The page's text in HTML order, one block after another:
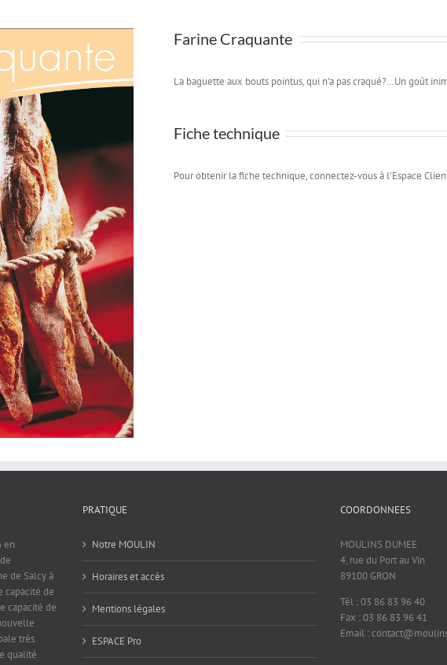
Farine Craquante
La baguette aux bouts pointus, qui n’a pas craqué?…Un goût
Fiche technique
Pour obtenir la fiche technique, connectez-vous à l’Espace
en
de Salcy à
capacité de
capacité de
très
qualité
PRATIQUE
Notre MOULIN
Horaires et accès
Mentions légales
ESPACE Pro
COORDONNEES
MOULINS DUMEE
4, rue du Port au Vin
89100 GRON
Tél : 03 86 83 96 40
Fax : 03 86 83 96 41
Email :